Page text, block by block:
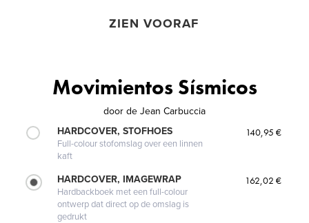
ZIEN VOORAF
Movimientos Sísmicos
door de Jean Carbuccia
HARDCOVER, STOFHOES
Full-colour stofomslag over een linnen
kaft
140,95 €
HARDCOVER, IMAGEWRAP
Hardbackboek met een full-colour
ontwerp dat direct op de omslag is
gedrukt
162,02 €